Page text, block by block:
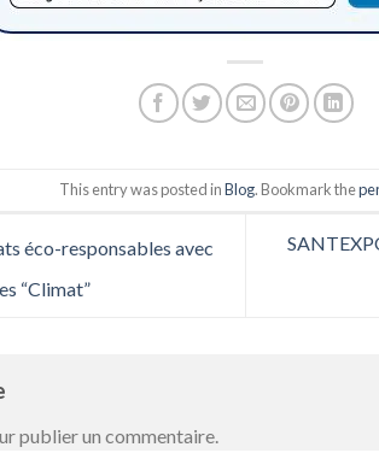
This entry was posted inBlog. Bookmark the
éco-responsables avec
“Climat”
publier un commentaire.